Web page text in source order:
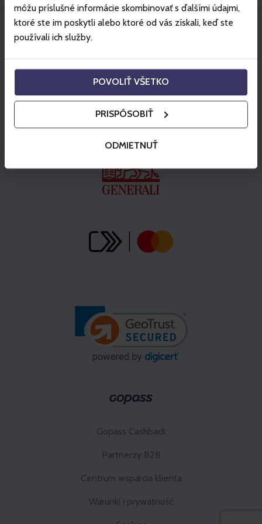
môžu príslušné informácie skombinovať s ďalšími údajmi,
ktoré ste im poskytli alebo ktoré od vás získali, keď ste
používali ich služby.
POVOLIŤ VŠETKO
PRISPÔSOBIŤ
ODMIETNUŤ
Gopass Cashback
Partnerzy B2B
Centrum wsparcia klienta
Warunki i prywatność